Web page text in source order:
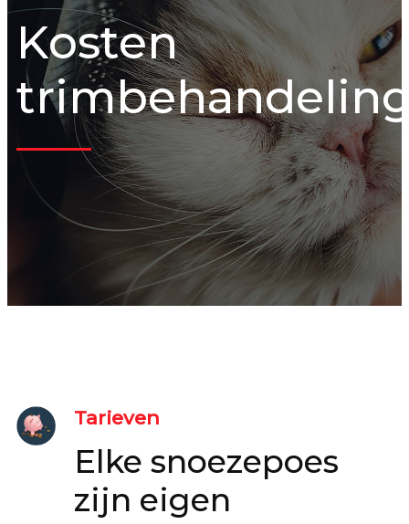
Kosten
Tarieven
Elke snoezepoes
zijn eigen